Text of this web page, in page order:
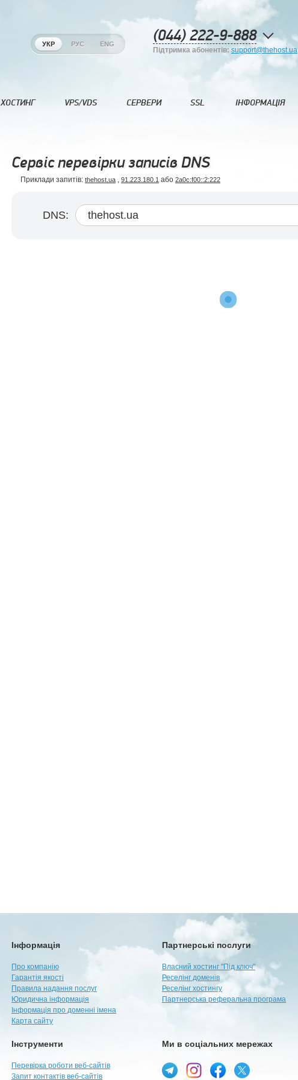
УКР РУС ENG (044) 222-9-888
Підтримка абонентів: support@thehost.ua
ХОСТИНГ VPS/VDS СЕРВЕРИ SSL ІНФОРМАЦІЯ
Сервіс перевірки записів DNS
Приклади запитів: thehost.ua , 91.223.180.1 або 2a0c:f00::2:222
DNS:
Інформація
Про компанію
Гарантія якості
Правила надання послуг
Юридична інформація
Інформація про доменні імена
Карта сайту
Партнерські послуги
Власний хостинг "Під ключ"
Реселінг доменів
Реселінг хостингу
Партнерська реферальна програма
Інструменти
Перевірка роботи веб-сайтів
Запит контактів веб-сайтів
Ми в соціальних мережах